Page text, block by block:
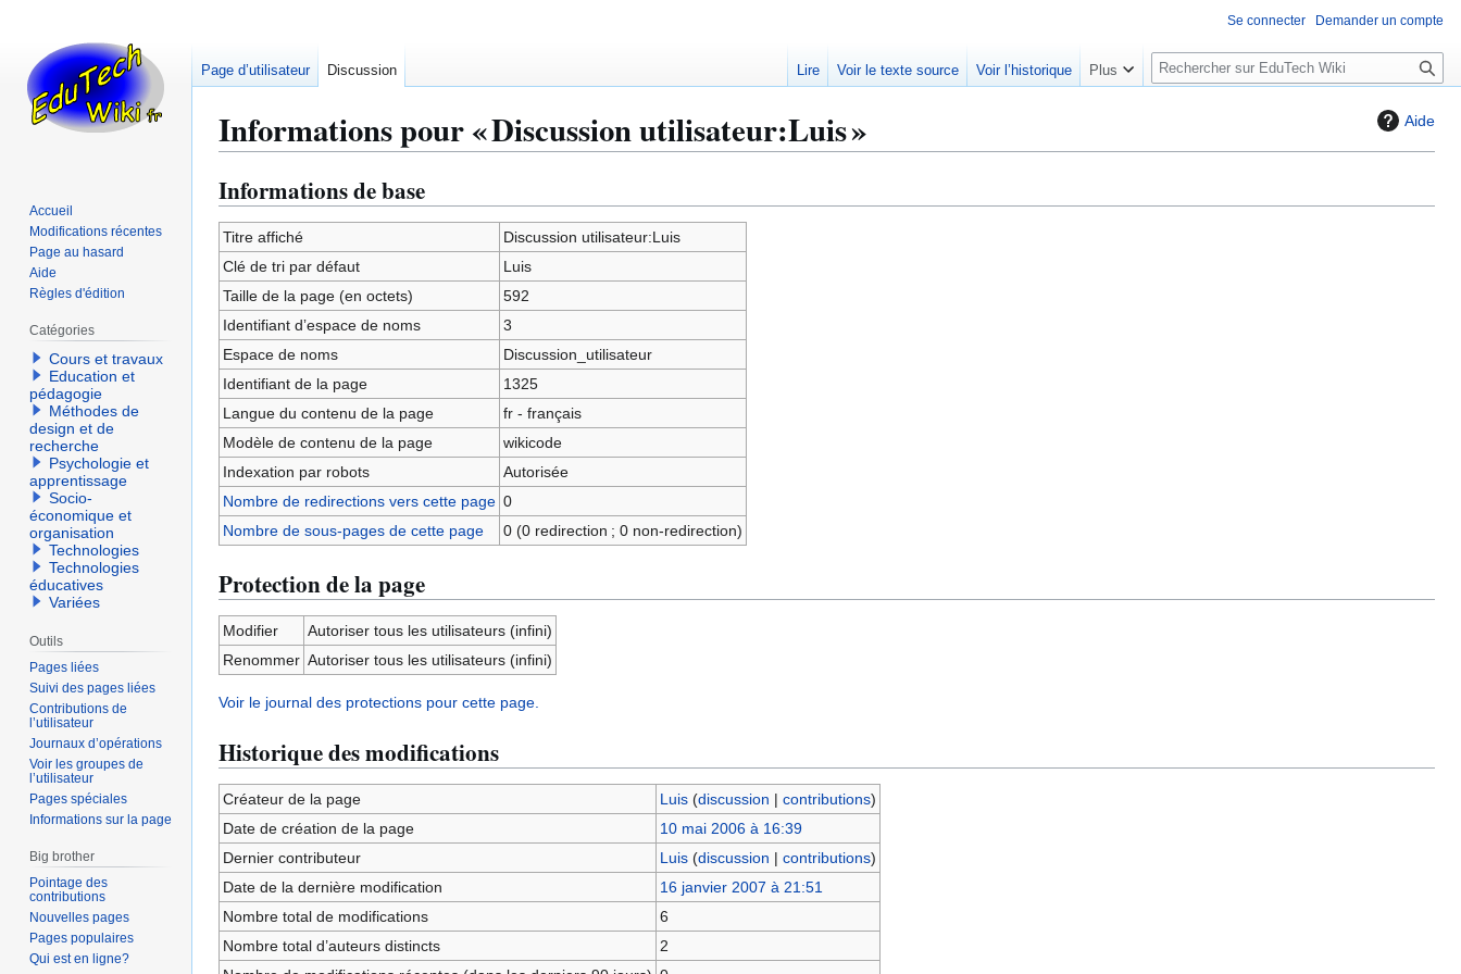
Aide
Informations pour « Discussion utilisateur:Luis »
Aller
à
la
navigation
Aller
à
la
recherche
Informations de base
Titre affiché
Discussion utilisateur:Luis
Clé de tri par défaut
Luis
Taille de la page (en octets)
592
Identifiant dʼespace de noms
3
Espace de noms
Discussion_utilisateur
Identifiant de la page
1325
Langue du contenu de la page
fr - français
Modèle de contenu de la page
wikicode
Indexation par robots
Autorisée
Nombre de redirections vers cette page 0
Nombre de sous-pages de cette page
0 (0 redirection ; 0 non-redirection)
Protection de la page
Modifier
Autoriser tous les utilisateurs (infini)
Renommer Autoriser tous les utilisateurs (infini)
Voir le journal des protections pour cette page.
Historique des modifications
Créateur de la page Luis (discussion | contributions)
Date de création de la page
10 mai 2006 à 16:39
Dernier contributeur
Luis (discussion | contributions)
Date de la dernière modification
16 janvier 2007 à 21:51
Nombre total de modifications
6
Nombre total d’auteurs distincts
2
Se connecter Demander un compte
Page d’utilisateur Discussion Lire Voir le texte source Voir l’historique Plus
R
e
e
c
Accueil
Modifications récentes
Page au hasard
Aide
Règles d'édition
Catégories
Cours et travaux
Education et
pédagogie
Méthodes de
design et de
recherche
Psychologie et
apprentissage
Socio-
économique et
organisation
Technologies
Technologies
éducatives
Variées
Outils
Pages liées
Suivi des pages liées
Contributions de
l’utilisateur
Journaux d’opérations
Voir les groupes de
l’utilisateur
Pages spéciales
Informations sur la page
Big brother
Pointage des
contributions
Nouvelles pages
Pages populaires
Qui est en ligne?